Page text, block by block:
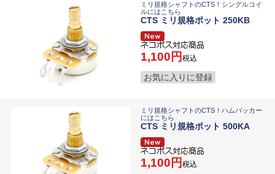
ミリ規格シャフトのCTS！シングルコイ
ルにはこちら
CTS ミリ規格ポット 250KB
1,100 税込
お気に入りに登録
ミリ規格シャフトのCTS！ハムバッカー
にはこちら
CTS ミリ規格ポット 500KA
1,100 税込